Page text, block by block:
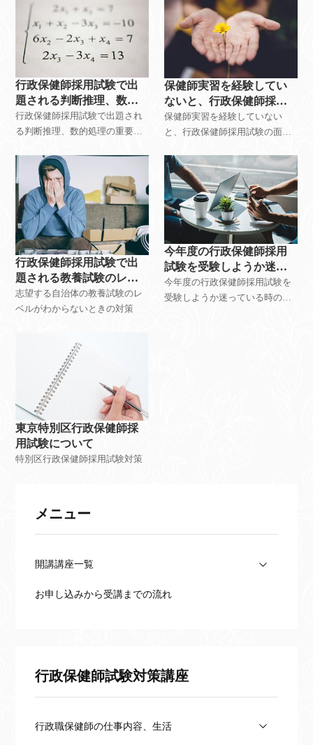
行政保健師採用試験で出
題される判断推理、数的
処理を捨ててもいいか？
行政保健師採用試験で出題され
る判断推理、数的処理の重要性
保健師実習を経験してい
ないと、行政保健師採用
試験では不利か？
保健師実習を経験していない
と、行政保健師採用試験の面接
行政保健師採用試験で出
題される教養試験のレベ
ルがわからない時は！？
志望する自治体の教養試験のレ
ベルがわからないときの対策
今年度の行政保健師採用
試験を受験しようか迷っ
ている時は！？
今年度の行政保健師採用試験を
受験しようか迷っている時の対
東京特別区行政保健師採
用試験について
特別区行政保健師採用試験対策
メニュー
開講講座一覧
お申し込みから受講までの流れ
行政保健師試験対策講座
行政職保健師の仕事内容、生活